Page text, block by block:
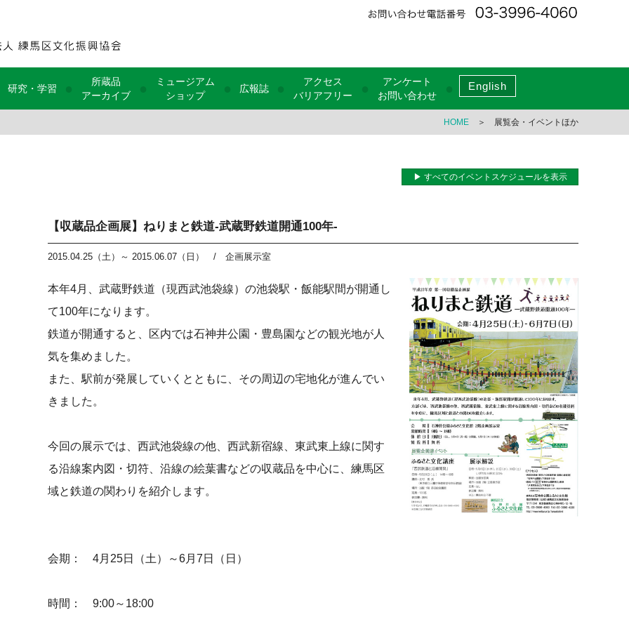
研究・学習
所蔵品
アーカイブ
ミュージアム
ショップ
広報誌
アクセス
バリアフリー
アンケート
お問い合わせ
English
HOME ＞ 展覧会・イベントほか
▶ すべてのイベントスケジュールを表示
【収蔵品企画展】ねりまと鉄道-武蔵野鉄道開通100年-
2015.04.25（土）～ 2015.06.07（日） / 企画展示室
本年4月、武蔵野鉄道（現西武池袋線）の池袋駅・飯能駅間が開通し
て100年になります。
鉄道が開通すると、区内では石神井公園・豊島園などの観光地が人
気を集めました。
また、駅前が発展していくとともに、その周辺の宅地化が進んでい
きました。
今回の展示では、西武池袋線の他、西武新宿線、東武東上線に関す
る沿線案内図・切符、沿線の絵葉書などの収蔵品を中心に、練馬区
域と鉄道の関わりを紹介します。
会期： 4月25日（土）～6月7日（日）
時間： 9:00～18:00